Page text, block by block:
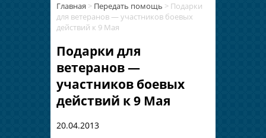
Главная > Передать помощь > Подарки
для ветеранов — участников боевых
действий к 9 Мая
Подарки для
ветеранов —
участников боевых
действий к 9 Мая
20.04.2013